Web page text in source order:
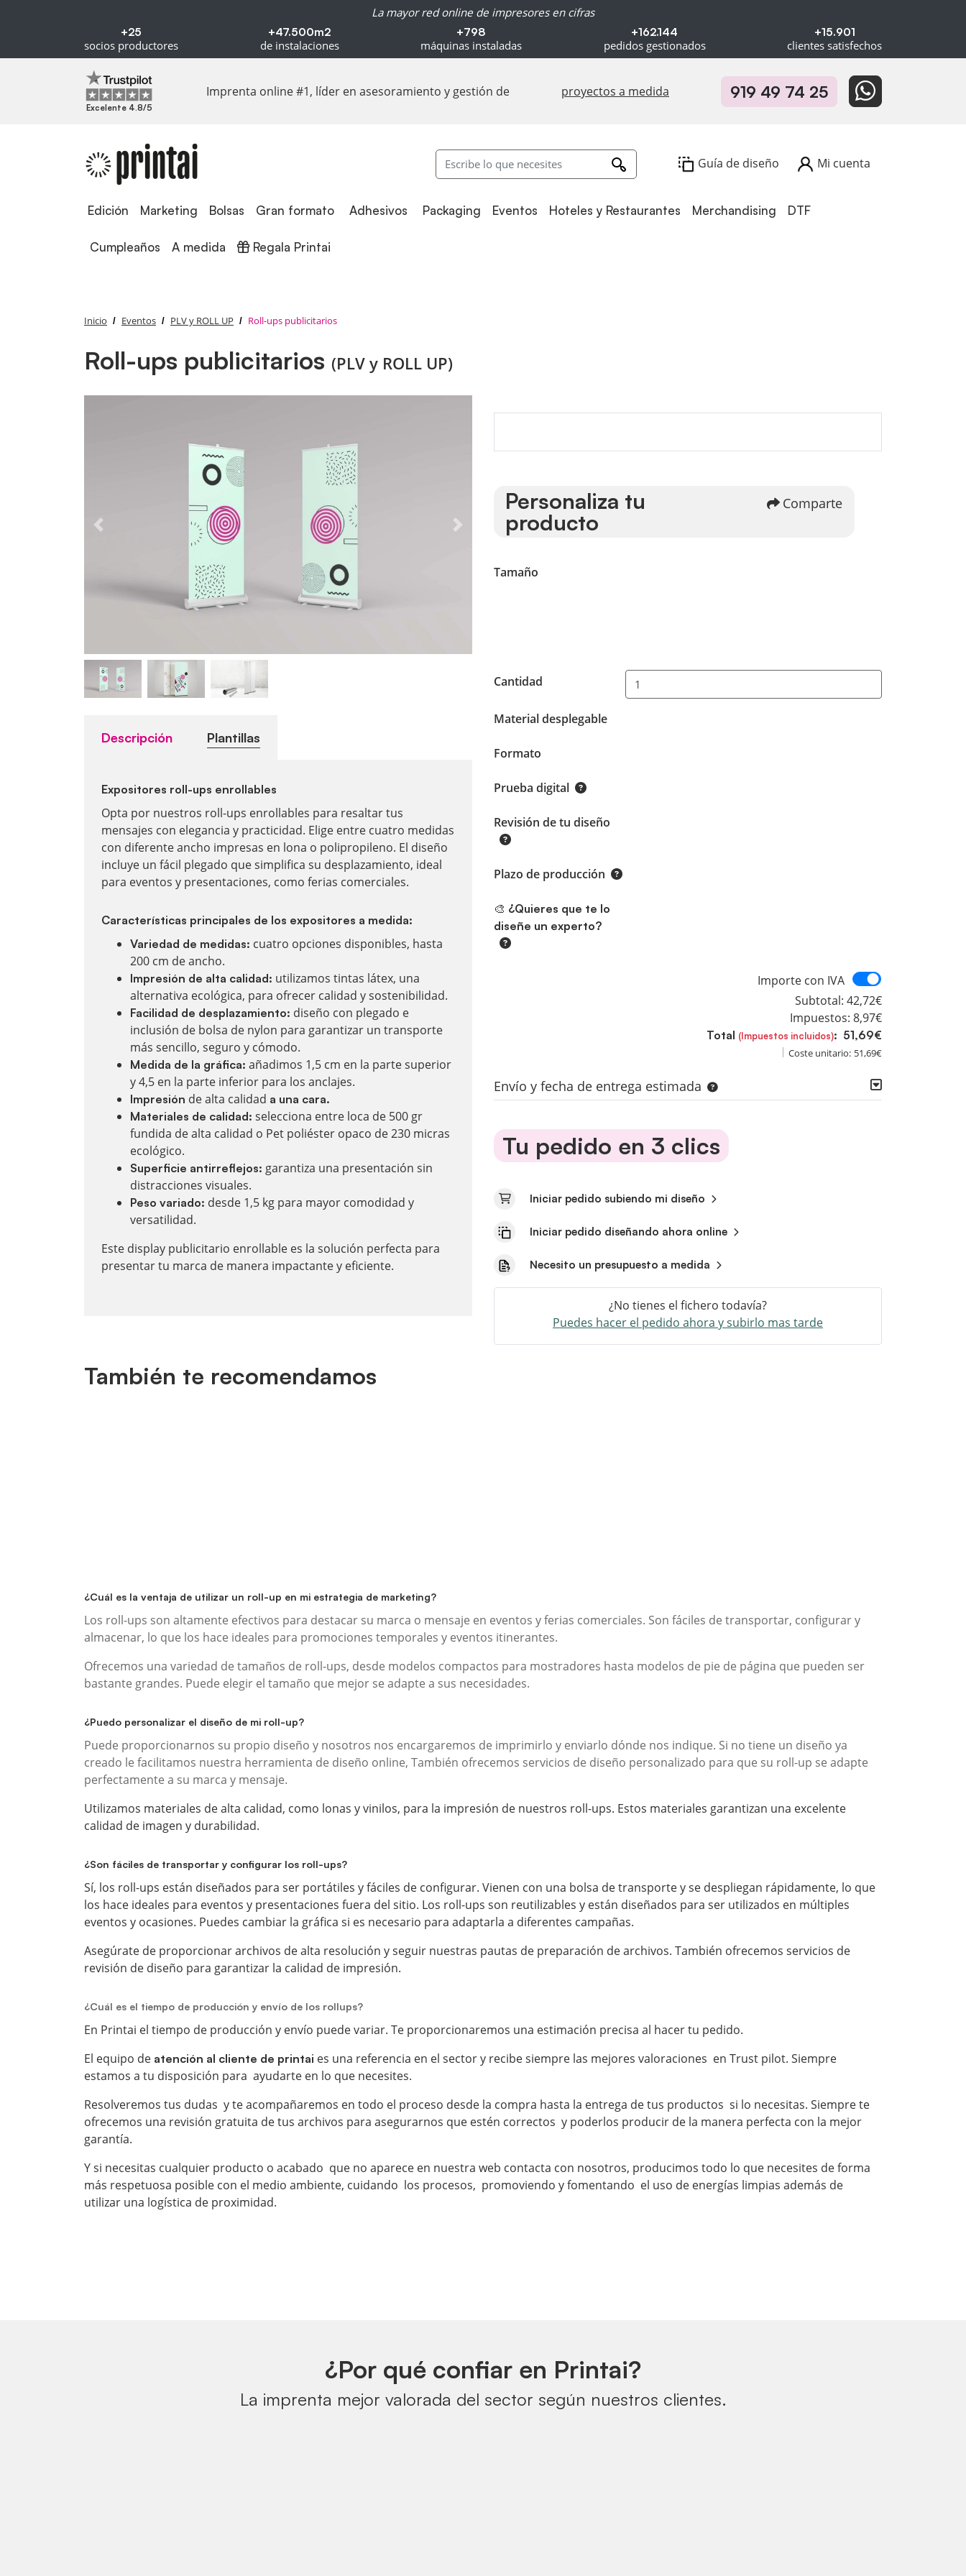
La mayor red online de impresores en cifras
+25
socios productores
+47.500m2
de instalaciones
+798
máquinas instaladas
+162.144
pedidos gestionados
+15.901
clientes satisfechos
Excelente 4.8/5
Imprenta online #1, líder en asesoramiento y gestión de proyectos a medida 919 49 74 25
Guía de diseño Mi cuenta
Edición
Edición Marketing Bolsas Gran formato Adhesivos
Adhesivos Packaging
Packaging Eventos Hoteles y Restaurantes Merchandising DTF
Cumpleaños A medida Regala Printai
Regala Printai
Inicio Eventos PLV y ROLL UP Roll-ups publicitarios
Roll-ups publicitarios (PLV y ROLL UP)
Descripción Plantillas
Expositores roll-ups enrollables
Opta por nuestros roll-ups enrollables para resaltar tus
mensajes con elegancia y practicidad. Elige entre cuatro medidas
con diferente ancho impresas en lona o polipropileno. El diseño
incluye un fácil plegado que simplifica su desplazamiento, ideal
para eventos y presentaciones, como ferias comerciales.
Características principales de los expositores a medida:
Variedad de medidas: cuatro opciones disponibles, hasta
200 cm de ancho.
Impresión de alta calidad: utilizamos tintas látex, una
alternativa ecológica, para ofrecer calidad y sostenibilidad.
Facilidad de desplazamiento: diseño con plegado e
inclusión de bolsa de nylon para garantizar un transporte
más sencillo, seguro y cómodo.
Medida de la gráfica: añadimos 1,5 cm en la parte superior
y 4,5 en la parte inferior para los anclajes.
Impresión de alta calidad a una cara.
Materiales de calidad: selecciona entre loca de 500 gr
fundida de alta calidad o Pet poliéster opaco de 230 micras
ecológico.
Superficie antirreflejos: garantiza una presentación sin
distracciones visuales.
Peso variado: desde 1,5 kg para mayor comodidad y
versatilidad.
Este display publicitario enrollable es la solución perfecta para
presentar tu marca de manera impactante y eficiente.
Personaliza tu
producto
Comparte
Tamaño
Cantidad
Material desplegable
Formato
Prueba digital
Revisión de tu diseño
Plazo de producción
🎨 ¿Quieres que te lo
diseñe un experto?
Importe con IVA
Subtotal: 42,72€
Impuestos: 8,97€
Total (Impuestos incluidos): 51,69€
Coste unitario: 51,69€
Envío y fecha de entrega estimada
Tu pedido en 3 clics
Iniciar pedido subiendo mi diseño
Iniciar pedido diseñando ahora online
Necesito un presupuesto a medida
¿No tienes el fichero todavía?
Puedes hacer el pedido ahora y subirlo mas tarde
También te recomendamos
¿Cuál es la ventaja de utilizar un roll-up en mi estrategia de marketing?
Los roll-ups son altamente efectivos para destacar su marca o mensaje en eventos y ferias comerciales. Son fáciles de transportar, configurar y
almacenar, lo que los hace ideales para promociones temporales y eventos itinerantes.
Ofrecemos una variedad de tamaños de roll-ups, desde modelos compactos para mostradores hasta modelos de pie de página que pueden ser
bastante grandes. Puede elegir el tamaño que mejor se adapte a sus necesidades.
¿Puedo personalizar el diseño de mi roll-up?
Puede proporcionarnos su propio diseño y nosotros nos encargaremos de imprimirlo y enviarlo dónde nos indique. Si no tiene un diseño ya
creado le facilitamos nuestra herramienta de diseño online, También ofrecemos servicios de diseño personalizado para que su roll-up se adapte
perfectamente a su marca y mensaje.
Utilizamos materiales de alta calidad, como lonas y vinilos, para la impresión de nuestros roll-ups. Estos materiales garantizan una excelente
calidad de imagen y durabilidad.
¿Son fáciles de transportar y configurar los roll-ups?
Sí, los roll-ups están diseñados para ser portátiles y fáciles de configurar. Vienen con una bolsa de transporte y se despliegan rápidamente, lo que
los hace ideales para eventos y presentaciones fuera del sitio. Los roll-ups son reutilizables y están diseñados para ser utilizados en múltiples
eventos y ocasiones. Puedes cambiar la gráfica si es necesario para adaptarla a diferentes campañas.
Asegúrate de proporcionar archivos de alta resolución y seguir nuestras pautas de preparación de archivos. También ofrecemos servicios de
revisión de diseño para garantizar la calidad de impresión.
¿Cuál es el tiempo de producción y envío de los rollups?
En Printai el tiempo de producción y envío puede variar. Te proporcionaremos una estimación precisa al hacer tu pedido.
El equipo de atención al cliente de printai es una referencia en el sector y recibe siempre las mejores valoraciones en Trust pilot. Siempre
estamos a tu disposición para ayudarte en lo que necesites.
Resolveremos tus dudas y te acompañaremos en todo el proceso desde la compra hasta la entrega de tus productos si lo necesitas. Siempre te
ofrecemos una revisión gratuita de tus archivos para asegurarnos que estén correctos y poderlos producir de la manera perfecta con la mejor
garantía.
Y si necesitas cualquier producto o acabado que no aparece en nuestra web contacta con nosotros, producimos todo lo que necesites de forma
más respetuosa posible con el medio ambiente, cuidando los procesos, promoviendo y fomentando el uso de energías limpias además de
utilizar una logística de proximidad.
¿Por qué confiar en Printai?
La imprenta mejor valorada del sector según nuestros clientes.